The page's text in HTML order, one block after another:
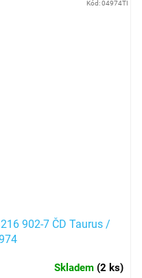
902-7 ČD Taurus /
Skladem (2 ks)
Kód:04974TI